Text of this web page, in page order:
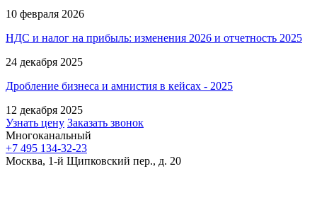
10 февраля 2026
НДС и налог на прибыль: изменения 2026 и отчетность 2025
24 декабря 2025
Дробление бизнеса и амнистия в кейсах - 2025
12 декабря 2025
Узнать цену Заказать звонок
Многоканальный
+7 495 134-32-23
Москва, 1-й Щипковский пер., д. 20